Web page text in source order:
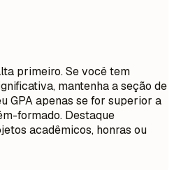
primeiro. Se você tem
mantenha a seção de
GPA apenas se for superior a
formado. Destaque
acadêmicos, honras ou